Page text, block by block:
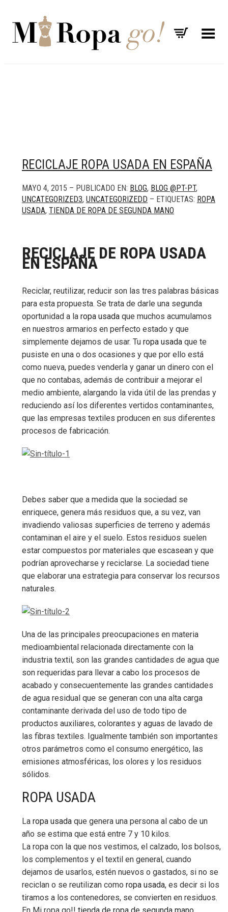
Menú
RECICLAJE ROPA USADA EN ESPAÑA
MAYO 4, 2015 – PUBLICADO EN: BLOG, BLOG @PT-PT,
UNCATEGORIZED3, UNCATEGORIZEDD – ETIQUETAS: ROPA
USADA, TIENDA DE ROPA DE SEGUNDA MANO
RECICLAJE DE ROPA USADA
EN ESPAÑA
Reciclar, reutilizar, reducir son las tres palabras básicas
para esta propuesta. Se trata de darle una segunda
oportunidad a la ropa usada que muchos acumulamos
en nuestros armarios en perfecto estado y que
simplemente dejamos de usar. Tu ropa usada que te
pusiste en una o dos ocasiones y que por ello está
como nueva, puedes venderla y ganar un dinero con el
que no contabas, además de contribuir a mejorar el
medio ambiente, alargando la vida útil de las prendas y
reduciendo así los diferentes vertidos contaminantes,
que las empresas textiles producen en sus diferentes
procesos de fabricación.
Debes saber que a medida que la sociedad se
enriquece, genera más residuos que, a su vez, van
invadiendo valiosas superficies de terreno y además
contaminan el aire y el suelo. Estos residuos suelen
estar compuestos por materiales que escasean y que
podrían aprovecharse y reciclarse. La sociedad tiene
que elaborar una estrategia para conservar los recursos
naturales.
Una de las principales preocupaciones en materia
medioambiental relacionada directamente con la
industria textil, son las grandes cantidades de agua que
son requeridas para llevar a cabo los procesos de
acabado y consecuentemente las grandes cantidades
de agua residual que se generan con una alta carga
contaminante derivada del uso de todo tipo de
productos auxiliares, colorantes y aguas de lavado de
las fibras textiles. Igualmente también son importantes
otros parámetros como el consumo energético, las
emisiones atmosféricas, los olores y los residuos
sólidos.
ROPA USADA
La ropa usada que genera una persona al cabo de un
año se estima que está entre 7 y 10 kilos.
La ropa con la que nos vestimos, el calzado, los bolsos,
los complementos y el textil en general, cuando
dejamos de usarlos, estén nuevos o gastados, si no se
reciclan o se reutilizan como ropa usada, es decir si los
tiramos a los contenedores, se convierten en residuos.
En Mi ropa go!! tienda de ropa de segunda mano